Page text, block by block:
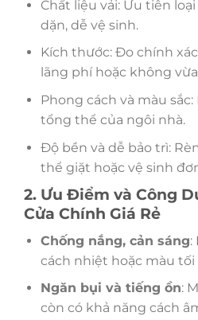
Chất liệu vải: Ưu tiên
dặn, dễ vệ sinh.
Kích thước: Đo chính
lãng phí hoặc không
Phong cách và màu
tổng thể của ngôi nhà.
Độ bền và dễ bảo trì:
thể giặt hoặc vệ sinh
2. Ưu Điểm và Công
Cửa Chính Giá Rẻ
Chống nắng, cản sáng:
cách nhiệt hoặc màu tối
Ngăn bụi và tiếng ồn:
còn có khả năng cách